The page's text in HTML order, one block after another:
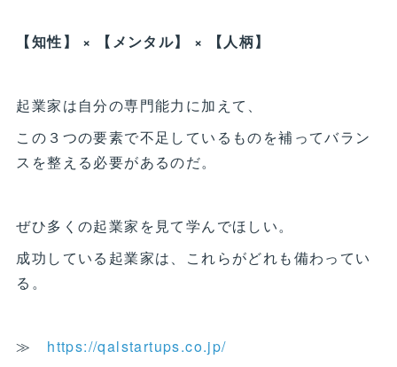
【知性】 × 【メンタル】 × 【人柄】
起業家は自分の専門能力に加えて、
この３つの要素で不足しているものを補ってバラン
スを整える必要があるのだ。
ぜひ多くの起業家を見て学んでほしい。
成功している起業家は、これらがどれも備わってい
る。
≫ https://qalstartups.co.jp/